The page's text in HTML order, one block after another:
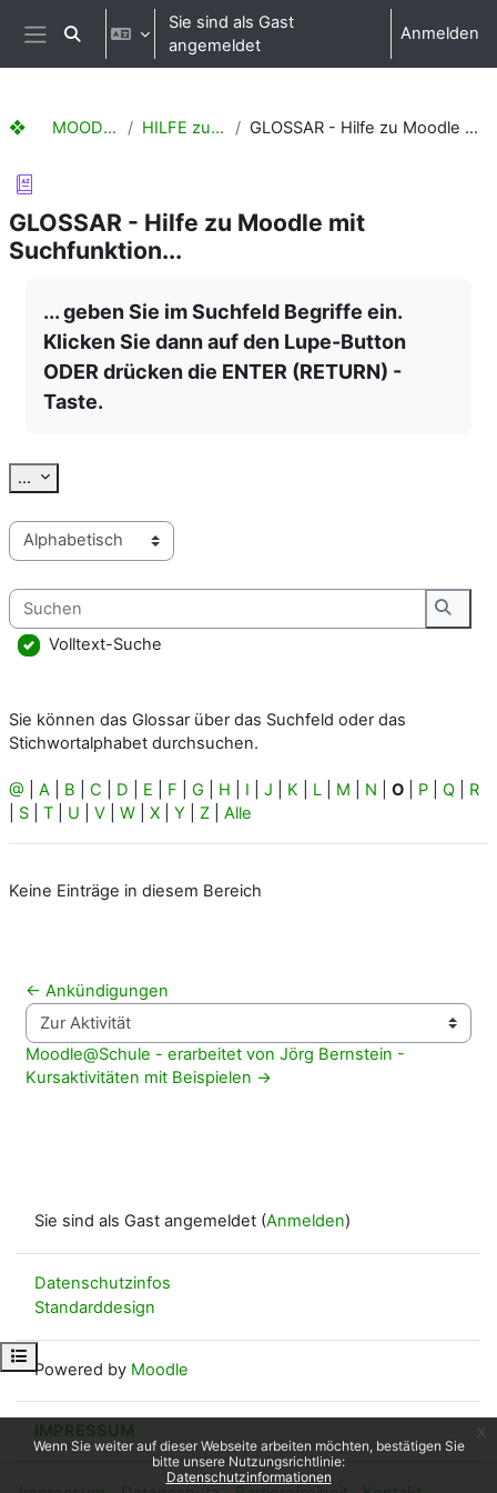
Zum Hauptinhalt
Wenn Sie weiter auf dieser Webseite arbeiten möchten, bestätigen Sie
bitte unsere Nutzungsrichtlinie:
Datenschutzinformationen
Website-Übersicht
Sucheingabe umschalten
Sie sind als Gast
angemeldet
Anmelden
Kursindex öffnen
❖ MOODLE Hilfen HILFE zu Moodle GLOSSAR - Hilfe zu Moodle mit Suchfunktion...
GLOSSAR - Hilfe zu Moodle mit
Suchfunktion...
... geben Sie im Suchfeld Begriffe ein.
Klicken Sie dann auf den Lupe-Button
ODER drücken die ENTER (RETURN) -
Taste.
... Einträge exportieren
Sie können das Glossar über das Suchfeld oder das
Suchen
Volltext-Suche
Sie können das Glossar über das Suchfeld oder das
Stichwortalphabet durchsuchen.
@ A B C D E F G H I J K L M N O P Q
R
S T U V W X Y Z Alle
Keine Einträge in diesem Bereich
← Ankündigungen
Zur Aktivität
Moodle@Schule - erarbeitet von Jörg Bernstein -
Kursaktivitäten mit Beispielen →
Sie sind als Gast angemeldet (Anmelden)
Datenschutzinfos
Standarddesign
Powered by Moodle
IMPRESSUM